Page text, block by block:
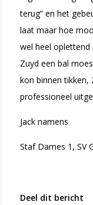
terug” en het
laat maar hoe
wel heel oplettend
Zuyd een bal
kon binnen tikken,
professioneel
Jack namens
Staf Dames 1, SV
Deel dit bericht